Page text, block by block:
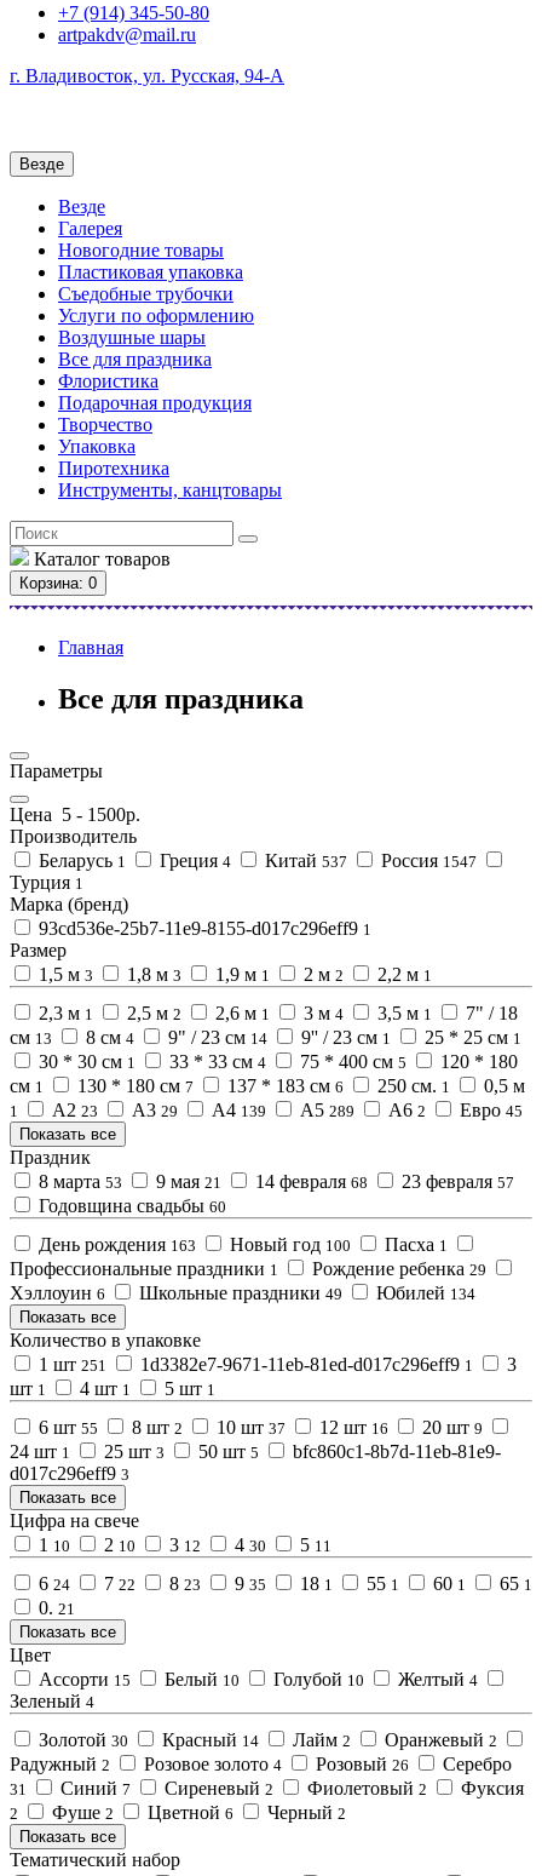
+7 (914) 345-50-80
artpakdv@mail.ru
г. Владивосток, ул. Русская, 94-А
Везде
Везде
Галерея
Новогодние товары
Пластиковая упаковка
Съедобные трубочки
Услуги по оформлению
Воздушные шары
Все для праздника
Флористика
Подарочная продукция
Творчество
Упаковка
Пиротехника
Инструменты, канцтовары
Каталог товаров
Корзина: 0
Главная
Все для праздника
Параметры
Цена 5 - 1500р.
Производитель
Беларусь 1 Греция 4 Китай 537 Россия 1547
Турция 1
Марка (бренд)
93cd536e-25b7-11e9-8155-d017c296eff9 1
Размер
1,5 м 3 1,8 м 3 1,9 м 1 2 м 2 2,2 м 1
2,3 м 1 2,5 м 2 2,6 м 1 3 м 4 3,5 м 1
7" / 18
см 13 8 см 4 9" / 23 см 14 9'' / 23 см 1 25 * 25 см 1
30 * 30 см 1 33 * 33 см 4 75 * 400 см 5
120 * 180
см 1 130 * 180 см 7 137 * 183 см 6 250 см. 1 0,5 м
1 А2 23 А3 29 А4 139 А5 289 А6 2 Евро 45
Показать все
Праздник
8 марта 53 9 мая 21 14 февраля 68 23 февраля 57
Годовщина свадьбы 60
День рождения 163 Новый год 100 Пасха 1
Профессиональные праздники 1 Рождение ребенка 29
Хэллоуин 6 Школьные праздники 49 Юбилей 134
Показать все
Количество в упаковке
1 шт 251 1d3382e7-9671-11eb-81ed-d017c296eff9 1
3
шт 1 4 шт 1 5 шт 1
6 шт 55 8 шт 2 10 шт 37 12 шт 16 20 шт 9
24 шт 1 25 шт 3 50 шт 5
bfc860c1-8b7d-11eb-81e9-
d017c296eff9 3
Показать все
Цифра на свече
1 10 2 10 3 12 4 30 5 11
6 24 7 22 8 23 9 35 18 1 55 1 60 1 65 1
0. 21
Показать все
Цвет
Ассорти 15 Белый 10 Голубой 10 Желтый 4
Зеленый 4
Золотой 30 Красный 14 Лайм 2 Оранжевый 2
Радужный 2 Розовое золото 4 Розовый 26 Серебро
31 Синий 7 Сиреневый 2 Фиолетовый 2 Фуксия
2 Фуше 2 Цветной 6 Черный 2
Показать все
Тематический набор